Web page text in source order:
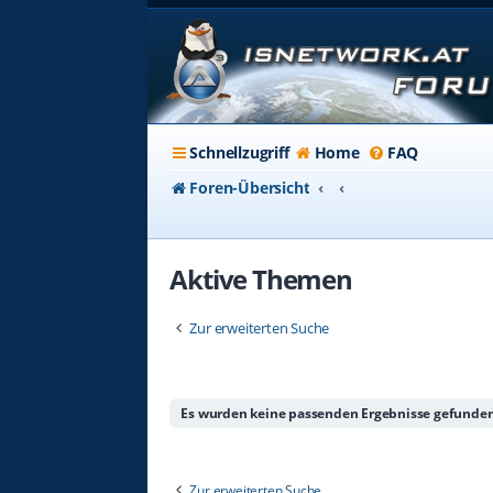
Schnellzugriff Home
FAQ
Foren-Übersicht
Aktive Themen
Zur erweiterten Suche
Es wurden keine passenden Ergebnisse